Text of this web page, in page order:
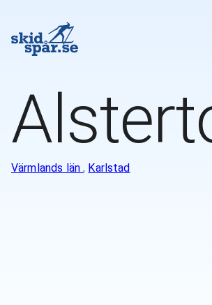
Värmlands län, Karlstad